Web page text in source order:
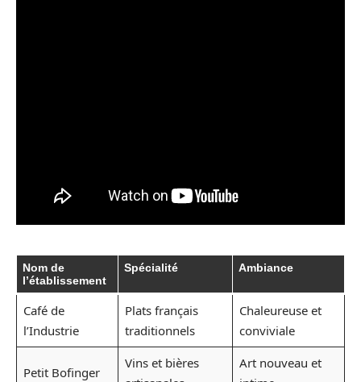
Nom de
l’établissement
Spécialité Ambiance
Café de
l’Industrie
Plats français
traditionnels
Chaleureuse et
conviviale
Petit Bofinger
Vins et bières
Art nouveau et